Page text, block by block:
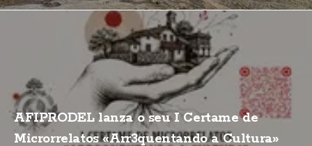
AFIPRODEL lanza o seu I Certame de
Microrrelatos «Arr3quentando a Cultura»